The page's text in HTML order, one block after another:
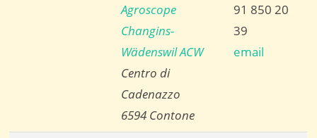
Agroscope
Changins-
Wädenswil ACW
Centro di
Cadenazzo
6594 Contone
91 850 20
39
email